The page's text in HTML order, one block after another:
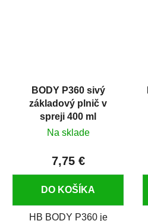
BODY P360 sivý
základový plnič v
spreji 400 ml
Na sklade
7,75 €
DO KOŠÍKA
HB BODY P360 je